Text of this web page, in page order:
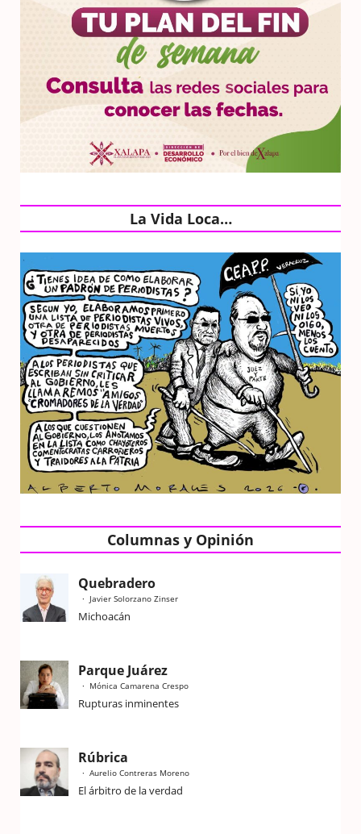
La Vida Loca…
Columnas y Opinión
Quebradero
Javier Solorzano Zinser
Michoacán
Parque Juárez
Mónica Camarena Crespo
Rupturas inminentes
Rúbrica
Aurelio Contreras Moreno
El árbitro de la verdad